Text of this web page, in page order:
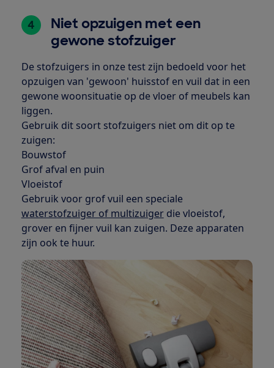
4
Niet opzuigen met een
gewone stofzuiger
De stofzuigers in onze test zijn bedoeld voor het
opzuigen van 'gewoon' huisstof en vuil dat in een
gewone woonsituatie op de vloer of meubels kan
liggen.
Gebruik dit soort stofzuigers niet om dit op te
zuigen:
Bouwstof
Grof afval en puin
Vloeistof
Gebruik voor grof vuil een speciale
waterstofzuiger of multizuigerdie vloeistof,
grover en fijner vuil kan zuigen. Deze apparaten
zijn ook te huur.